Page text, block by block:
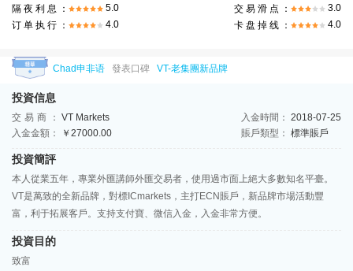
隔夜利息：
5.0 交易滑点：
3.0
订单执行：
4.0 卡盘掉线： 4.0
Chad申非语 發表口碑 VT-老集團新品牌
投資信息
交易商： VT Markets
入金金額：
￥27000.00
入金時間： 2018-07-25
賬戶類型： 標準賬戶
投資簡評
本人從業五年，專業外匯講師外匯交易者，使用過市面上絕大多數知名平臺。
VT是萬致的全新品牌，對標ICmarkets，主打ECN賬戶，新品牌市場活動豐
富，利于拓展客戶。支持支付寶、微信入金，入金非常方便。
投資目的
致富